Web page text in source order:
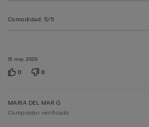
15 may 2026
Comodidad: 5/5
0 0
MARIA DEL MAR G
Comprador verificado